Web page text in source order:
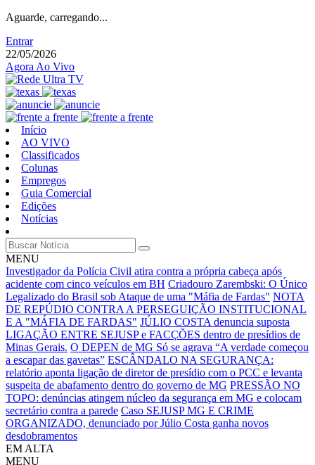
Aguarde, carregando...
Entrar
22/05/2026
Agora Ao Vivo
Início
AO VIVO
Classificados
Colunas
Empregos
Guia Comercial
Edições
Notícias
MENU
Investigador da Polícia Civil atira contra a própria cabeça após
acidente com cinco veículos em BH Criadouro Zarembski: O Único
Legalizado do Brasil sob Ataque de uma "Máfia de Fardas" NOTA
DE REPÚDIO CONTRA A PERSEGUIÇÃO INSTITUCIONAL
E A "MÁFIA DE FARDAS" JÚLIO COSTA denuncia suposta
LIGAÇÃO ENTRE SEJUSP e FACÇÕES dentro de presídios de
Minas Gerais. O DEPEN de MG Só se agrava “A verdade começou
a escapar das gavetas” ESCÂNDALO NA SEGURANÇA:
relatório aponta ligação de diretor de presídio com o PCC e levanta
suspeita de abafamento dentro do governo de MG PRESSÃO NO
TOPO: denúncias atingem núcleo da segurança em MG e colocam
secretário contra a parede Caso SEJUSP MG E CRIME
ORGANIZADO, denunciado por Júlio Costa ganha novos
desdobramentos
EM ALTA
MENU